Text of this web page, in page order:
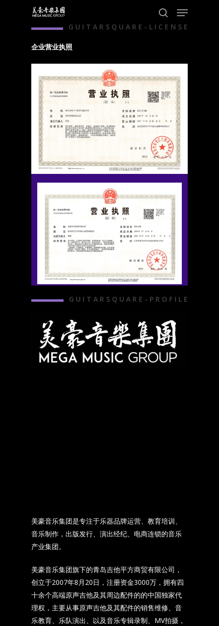
search
Menu
G U I T A R S Q U A R E - L I C E N S E
企业营业执照
G U I T A R S Q U A R E - P R O F I L E
美豪音乐集团是专注于乐器品牌运营、教育培训、
音乐制作，出版发行、演出经纪、电商连锁的音乐
产业集团。
美豪音乐集团旗下的青岛吉他平方商贸有限公司，
创立于2007年8月20日，注册资金3000万，拥有四
十余个高端原声吉他及其周边配件的的中国独家代
理权，主要从事原声吉他及其配件的销售维修、音
乐教育、乐队演出、以及音乐专辑录制、MV拍摄，